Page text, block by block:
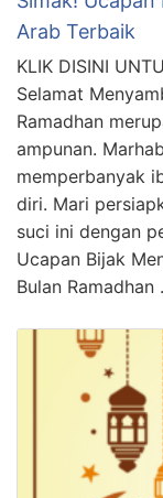
Arab Terbaik
KLIK DISINI
Selamat
Ramadhan
ampunan.
memperbanyak
diri. Mari
suci ini dengan
Ucapan Bijak
Bulan Ramadhan